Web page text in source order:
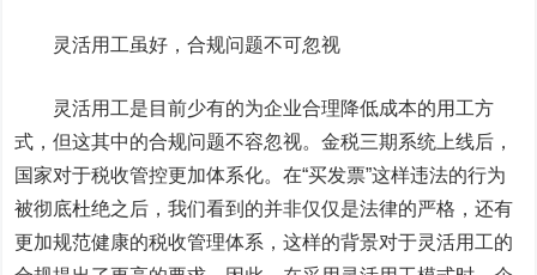
灵活用工虽好，合规问题不可忽视
灵活用工是目前少有的为企业合理降低成本的用工方
式，但这其中的合规问题不容忽视。金税三期系统上线后，
国家对于税收管控更加体系化。在“买发票”这样违法的行为
被彻底杜绝之后，我们看到的并非仅仅是法律的严格，还有
更加规范健康的税收管理体系，这样的背景对于灵活用工的